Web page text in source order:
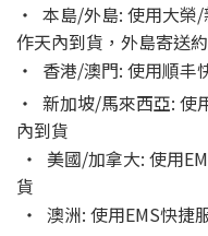
‧ 本島/外島: 使用大榮
作天內到貨，外島寄送
‧ 香港/澳門: 使用順丰
‧ 新加坡/馬來西亞: 使
內到貨
‧ 美國/加拿大: 使用
貨
‧ 澳洲: 使用EMS快捷